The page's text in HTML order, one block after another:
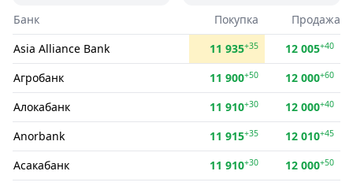
Банк Покупка
Продажа
Asia Alliance Bank
11 935+35 12 005+40
Агробанк 11 900+50 12 000+60
Алокабанк 11 910+30 12 000+40
Anorbank 11 915+35 12 010+45
Асакабанк 11 910+30 12 000+50